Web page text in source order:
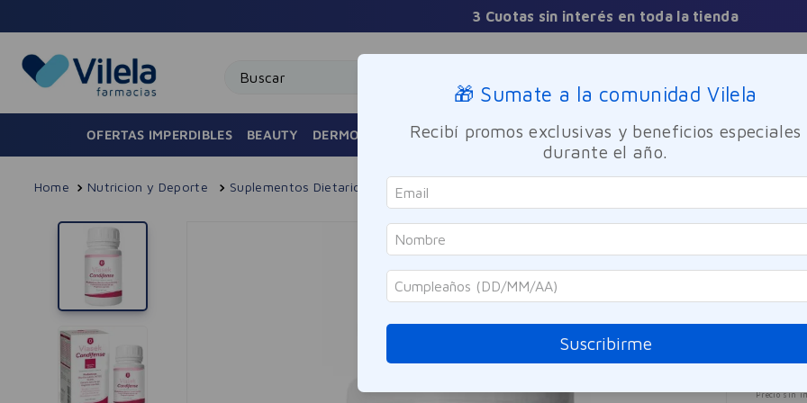
3 Cuotas sin interés en toda la tienda
OFERTAS IMPERDIBLES BEAUTY DERMOCOSMÉTICA FRAGANCIAS CUIDADO PERSONAL BIENESTAR Y
Nutricion y Deporte Suplementos Dietarios Probióticos Suplemento Candifense Viasek 60caps
Viasek
$ 33
Precio sin
🎁 Sumate a la comunidad Vilela
Recibí promos exclusivas y beneficios especiales
durante el año.
Suscribirme